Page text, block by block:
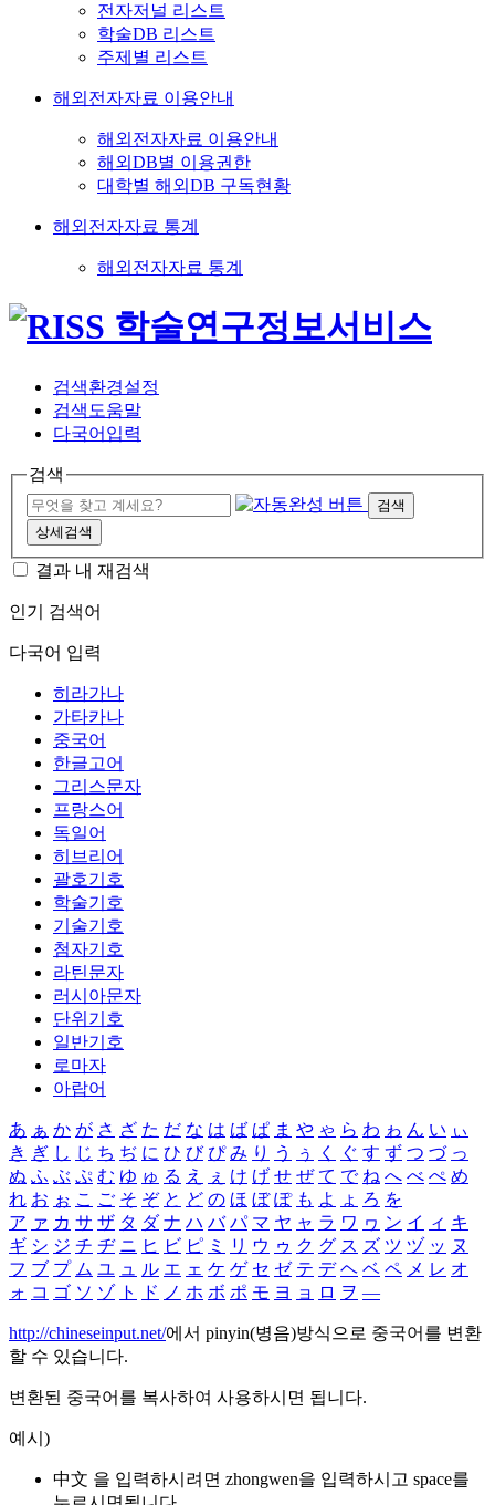
전자저널 리스트
학술DB 리스트
주제별 리스트
해외전자자료 이용안내
해외전자자료 이용안내
해외DB별 이용권한
대학별 해외DB 구독현황
해외전자자료 통계
해외전자자료 통계
검색환경설정
검색도움말
다국어입력
검색
검색
상세검색
결과 내 재검색
인기 검색어
다국어 입력
히라가나
가타카나
중국어
한글고어
그리스문자
프랑스어
독일어
히브리어
괄호기호
학술기호
기술기호
첨자기호
라틴문자
러시아문자
단위기호
일반기호
로마자
아랍어
あ ぁ か が さ ざ た だ な は ば ぱ ま や ゃ ら わ ゎ ん い ぃ
き ぎ し じ ち ぢ に ひ び ぴ み り う ぅ く ぐ す ず つ づ っ
ぬ ふ ぶ ぷ む ゆ ゅ る え ぇ け げ せ ぜ て で ね へ べ ぺ め
れ お ぉ こ ご そ ぞ と ど の ほ ぼ ぽ も よ ょ ろ を
ア ァ カ サ ザ タ ダ ナ ハ バ パ マ ヤ ャ ラ ワ ヮ ン イ ィ キ
ギ シ ジ チ ヂ ニ ヒ ビ ピ ミ リ ウ ゥ ク グ ス ズ ツ ヅ ッ ヌ
フ ブ プ ム ユ ュ ル エ ェ ケ ゲ セ ゼ テ デ ヘ ベ ペ メ レ オ
ォ コ ゴ ソ ゾ ト ド ノ ホ ボ ポ モ ヨ ョ ロ ヲ ―
http://chineseinput.net/에서 pinyin(병음)방식으로 중국어를 변환
할 수 있습니다.
변환된 중국어를 복사하여 사용하시면 됩니다.
예시)
中文 을 입력하시려면 zhongwen을 입력하시고 space를